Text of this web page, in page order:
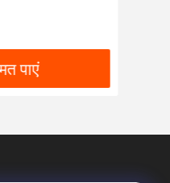
पाएं